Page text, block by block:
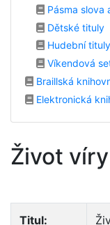
Pásma slova
Dětské tituly
Hudební tituly
Víkendová
Braillská
Elektronická
Život
Titul: